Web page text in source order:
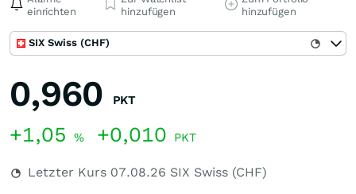
einrichten
hinzufügen
hinzufügen
SIX Swiss (CHF)
0,960 PKT
+1,05 % +0,010 PKT
Letzter Kurs 07.08.26 SIX Swiss (CHF)